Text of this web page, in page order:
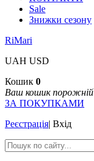
Sale
Знижки сезону
RiMari
UAH USD
Кошик 0
Ваш кошик порожній
ЗА ПОКУПКАМИ
Реєстрація| Вхід